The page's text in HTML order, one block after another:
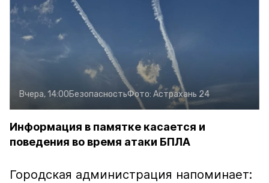
Вчера, 14:00БезопасностьФото: Астрахань 24
Информация в памятке касается и
поведения во время атаки БПЛА
Городская администрация напоминает: